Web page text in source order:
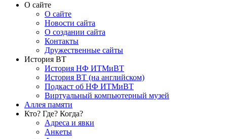
О сайте
О сайте
Новости сайта
О создании сайта
Контакты
Дружественные сайты
История ВТ
История НФ ИТМиВТ
История ВТ (на английском)
Подкаст об НФ ИТМиВТ
Виртуальный компьютерный музей
Аллея памяти
Кто? Где? Когда?
Адреса и явки
Анкеты